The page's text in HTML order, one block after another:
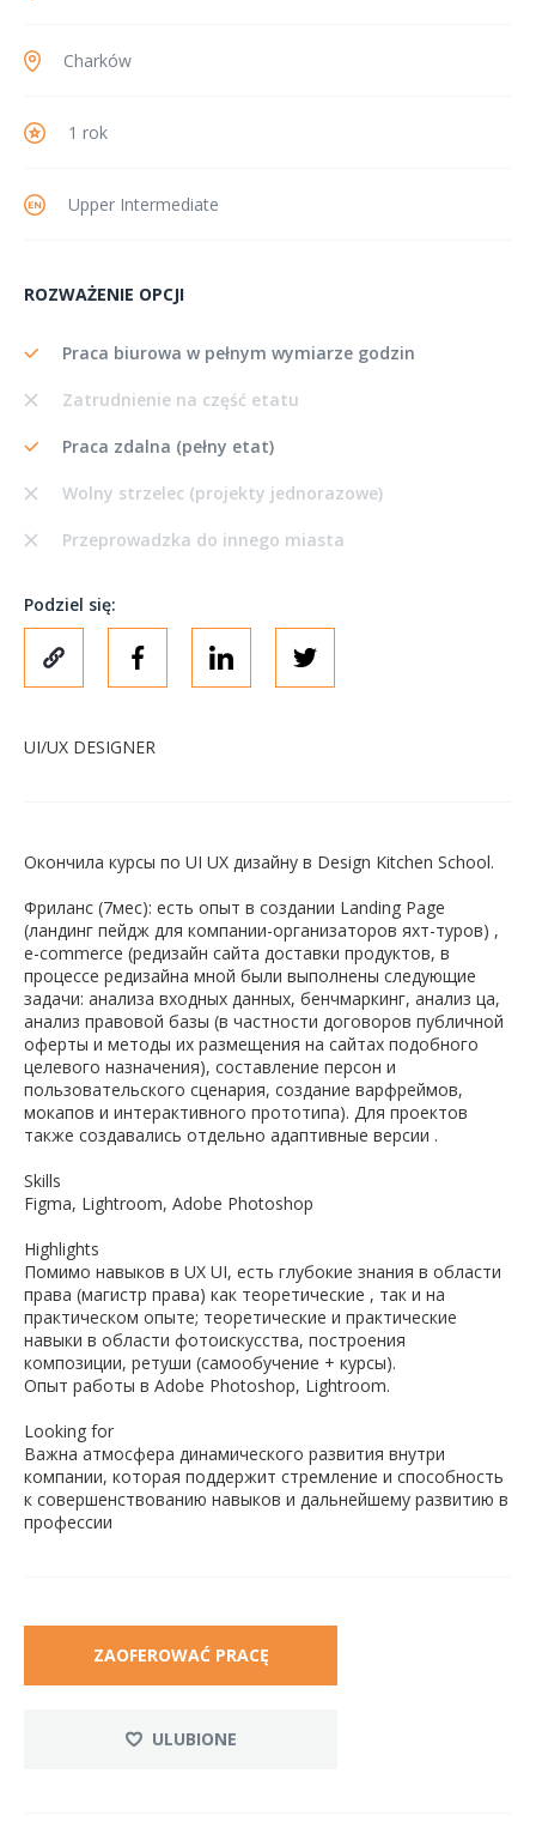
Charków
1 rok
Upper Intermediate
ROZWAŻENIE OPCJI
Praca biurowa w pełnym wymiarze godzin
Zatrudnienie na część etatu
Praca zdalna (pełny etat)
Wolny strzelec (projekty jednorazowe)
Przeprowadzka do innego miasta
Podziel się:
UI/UX DESIGNER
Окончила курсы по UI UX дизайну в Design Kitchen School.
Фриланс (7мес): есть опыт в создании Landing Page
(ландинг пейдж для компании-организаторов яхт-туров) ,
e-commerce (редизайн сайта доставки продуктов, в
процессе редизайна мной были выполнены следующие
задачи: анализа входных данных, бенчмаркинг, анализ ца,
анализ правовой базы (в частности договоров публичной
оферты и методы их размещения на сайтах подобного
целевого назначения), составление персон и
пользовательского сценария, создание варфреймов,
мокапов и интерактивного прототипа). Для проектов
также создавались отдельно адаптивные версии .
Skills
Figma, Lightroom, Adobe Photoshop
Highlights
Помимо навыков в UX UI, есть глубокие знания в области
права (магистр права) как теоретические , так и на
практическом опыте; теоретические и практические
навыки в области фотоискусства, построения
композиции, ретуши (самообучение + курсы).
Опыт работы в Adobe Photoshop, Lightroom.
Looking for
Важна атмосфера динамического развития внутри
компании, которая поддержит стремление и способность
к совершенствованию навыков и дальнейшему развитию в
профессии
ZAOFEROWAĆ PRACĘ
ULUBIONE